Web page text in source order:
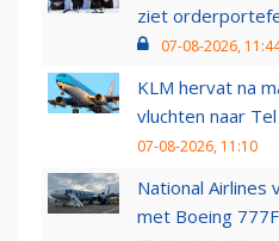
ziet
07-08-2026,
KLM hervat na
vluchten naar
07-08-2026, 11:10
National Airlines
met Boeing